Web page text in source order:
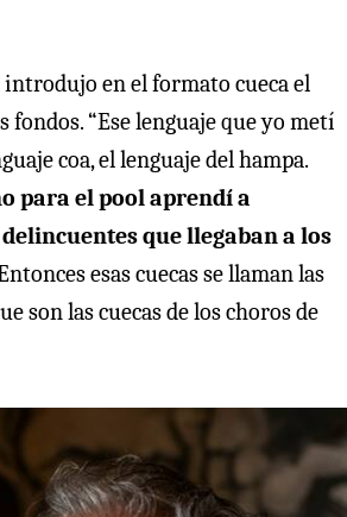
introdujo en el formato cueca el
fondos. “Ese lenguaje que yo metí
coa, el lenguaje del hampa.
para el pool aprendí a
que llegaban a los
esas cuecas se llaman las
son las cuecas de los choros de